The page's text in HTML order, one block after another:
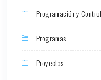
Programación y Control
Programas
Proyectos